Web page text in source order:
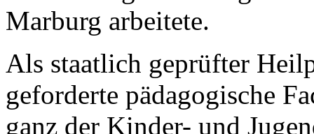
Marburg arbeitete.
Als staatlich geprüfter
geforderte pädagogische
ganz der Kinder- und